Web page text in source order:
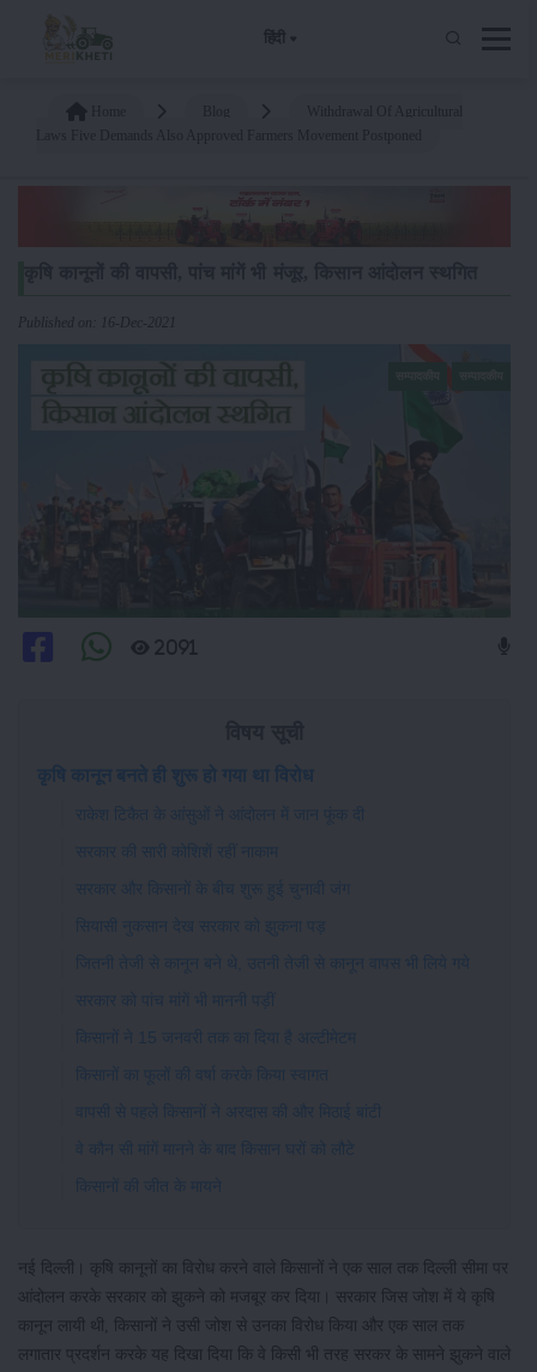
हिंदी
Published on: 16-Dec-2021
2091
कृषि कानून बनते ही शुरू हो गया था विरोध
राकेश टिकैत के आंसुओं ने आंदोलन में जान फूंक दी
सरकार की सारी कोशिशें रहीं नाकाम
सरकार और किसानों के बीच शुरू हुई चुनावी जंग
सियासी नुकसान देख सरकार को झुकना पड़
जितनी तेजी से कानून बने थे, उतनी तेजी से कानून वापस भी लिये गये
सरकार को पांच मांगें भी माननी पड़ीं
किसानों ने 15 जनवरी तक का दिया है अल्टीमेटम
किसानों का फूलों की वर्षा करके किया स्वागत
वापसी से पहले किसानों ने अरदास की और मिठाई बांटी
वे कौन सी मांगें मानने के बाद किसान घरों को लौटे
किसानों की जीत के मायने
नई दिल्ली। कृषि कानूनों का विरोध करने वाले किसानों ने एक साल तक दिल्ली सीमा पर
आंदोलन करके सरकार को झुकने को मजबूर कर दिया। सरकार जिस जोश में ये कृषि
कानून लायी थी, किसानों ने उसी जोश से उनका विरोध किया और एक साल तक
लगातार प्रदर्शन करके यह दिखा दिया कि वे किसी भी तरह सरकर के सामने झुकने वाले